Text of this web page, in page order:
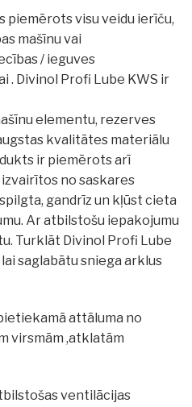
piemērots visu veidu ierīču,
mašīnu vai
/ ieguves
. Divinol Profi Lube KWS ir
elementu, rezerves
kvalitātes materiālu
ir piemērots arī
no saskares
gandrīz un kļūst cieta
Ar atbilstošu iepakojumu
Turklāt Divinol Profi Lube
saglabātu sniega arklus
attāluma no
virsmām ,atklatām
ventilācijas